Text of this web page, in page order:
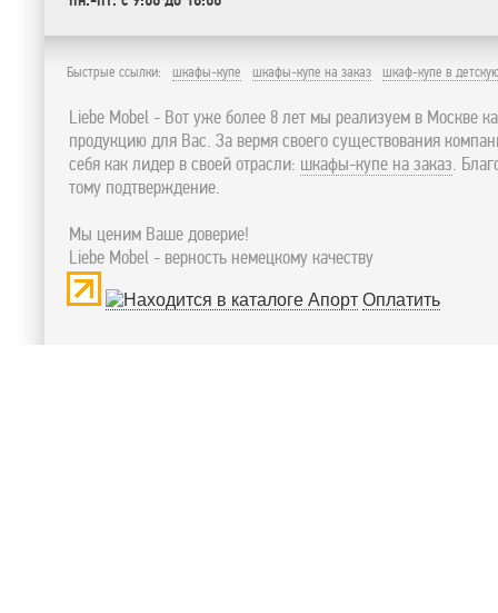
Быстрые ссылки: шкафы-купе шкафы-купе на заказ шкаф-купе в
Liebe Mobel - Вот уже более 8 лет мы реализуем в Москве
продукцию для Вас. За вермя своего существования
себя как лидер в своей отрасли: шкафы-купе на заказ.
тому подтверждение.
Мы ценим Ваше доверие!
Liebe Mobel - верность немецкому качеству
Оплатить